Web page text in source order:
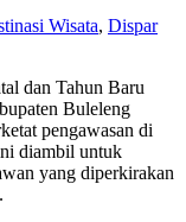
Wisata, Dispar
dan Tahun Baru
Buleleng
pengawasan di
diambil untuk
yang diperkirakan